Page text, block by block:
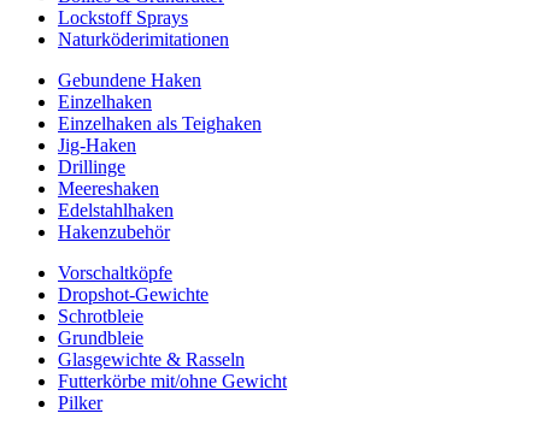
Lockstoff Sprays
Naturköderimitationen
Gebundene Haken
Einzelhaken
Einzelhaken als Teighaken
Jig-Haken
Drillinge
Meereshaken
Edelstahlhaken
Hakenzubehör
Vorschaltköpfe
Dropshot-Gewichte
Schrotbleie
Grundbleie
Glasgewichte & Rasseln
Futterkörbe mit/ohne Gewicht
Pilker